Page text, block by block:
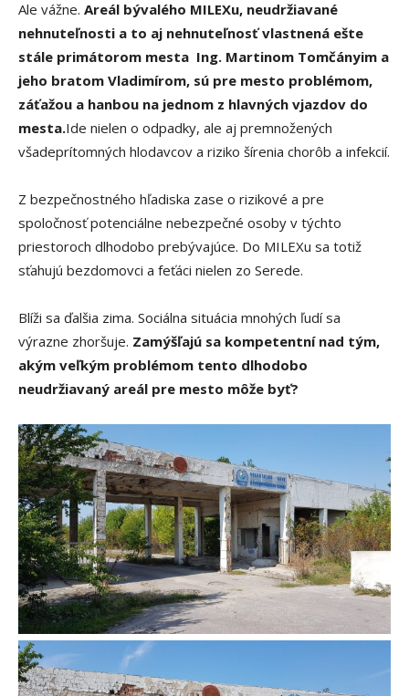
Ale vážne. Areál bývalého MILEXu, neudržiavané
nehnuteľnosti a to aj nehnuteľnosť vlastnená ešte
stále primátorom mesta Ing. Martinom Tomčányim a
jeho bratom Vladimírom, sú pre mesto problémom,
záťažou a hanbou na jednom z hlavných vjazdov do
mesta.Ide nielen o odpadky, ale aj premnožených
všadeprítomných hlodavcov a riziko šírenia chorôb a infekcií.
Z bezpečnostného hľadiska zase o rizikové a pre
spoločnosť potenciálne nebezpečné osoby v týchto
priestoroch dlhodobo prebývajúce. Do MILEXu sa totiž
sťahujú bezdomovci a feťáci nielen zo Serede.
Blíži sa ďalšia zima. Sociálna situácia mnohých ľudí sa
výrazne zhoršuje. Zamýšľajú sa kompetentní nad tým,
akým veľkým problémom tento dlhodobo
neudržiavaný areál pre mesto môže byť?